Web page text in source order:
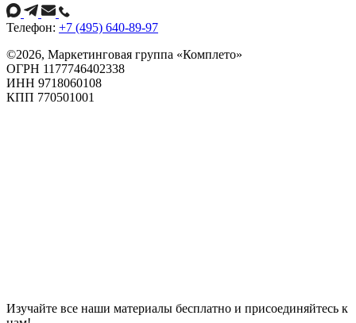
Телефон: +7 (495) 640-89-97
©2026, Маркетинговая группа «Комплето»
ОГРН 1177746402338
ИНН 9718060108
КПП 770501001
Изучайте все наши материалы бесплатно и присоединяйтесь к